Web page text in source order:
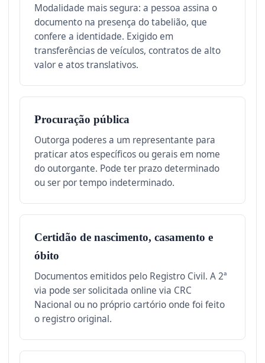
Modalidade mais segura: a pessoa assina o
documento na presença do tabelião, que
confere a identidade. Exigido em
transferências de veículos, contratos de alto
valor e atos translativos.
Procuração pública
Outorga poderes a um representante para
praticar atos específicos ou gerais em nome
do outorgante. Pode ter prazo determinado
ou ser por tempo indeterminado.
Certidão de nascimento, casamento e
óbito
Documentos emitidos pelo Registro Civil. A 2ª
via pode ser solicitada online via CRC
Nacional ou no próprio cartório onde foi feito
o registro original.